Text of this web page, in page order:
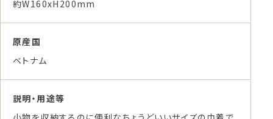
約W160xH200mm
原産国
ベトナム
説明・用途等